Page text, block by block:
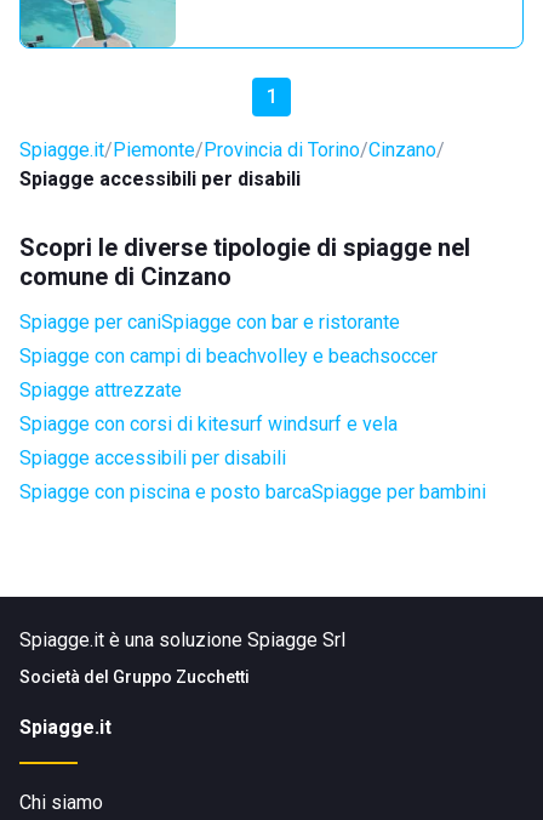
1
Spiagge.it Piemonte Provincia di Torino Cinzano
Spiagge accessibili per disabili
Scopri le diverse tipologie di spiagge nel
comune di Cinzano
Spiagge per caniSpiagge con bar e ristorante
Spiagge con campi di beachvolley e beachsoccer
Spiagge attrezzate
Spiagge con corsi di kitesurf windsurf e vela
Spiagge accessibili per disabili
Spiagge con piscina e posto barcaSpiagge per bambini
Spiagge.it è una soluzione Spiagge Srl
Società del Gruppo Zucchetti
Spiagge.it
Chi siamo